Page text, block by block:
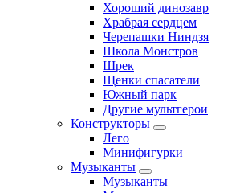
Хороший динозавр
Храбрая сердцем
Черепашки Ниндзя
Школа Монстров
Шрек
Щенки спасатели
Южный парк
Другие мультгерои
Конструкторы
Лего
Минифигурки
Музыканты
Музыканты